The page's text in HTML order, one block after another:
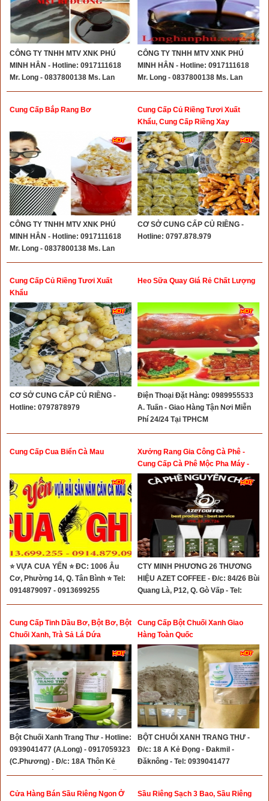
CÔNG TY TNHH MTV XNK PHÚ
MINH HÂN - Hotline: 0917111618
Mr. Long - 0837800138 Ms. Lan
CÔNG TY TNHH MTV XNK PHÚ
MINH HÂN - Hotline: 0917111618
Mr. Long - 0837800138 Ms. Lan
Cung Cấp Bắp Rang Bơ
CÔNG TY TNHH MTV XNK PHÚ
MINH HÂN - Hotline: 0917111618
Mr. Long - 0837800138 Ms. Lan
Cung Cấp Củ Riềng Tươi Xuất
Khẩu, Cung Cấp Riềng Xay
CƠ SỞ CUNG CẤP CỦ RIỀNG -
Hotline: 0797.878.979
Cung Cấp Củ Riềng Tươi Xuất
Khẩu
CƠ SỞ CUNG CẤP CỦ RIỀNG -
Hotline: 0797878979
Heo Sữa Quay Giá Rẻ Chất Lượng
Điện Thoại Đặt Hàng: 0989955533
A. Tuấn - Giao Hàng Tận Nơi Miễn
Phí 24/24 Tại TPHCM
Cung Cấp Cua Biển Cà Mau
⭐ VỰA CUA YẾN ⭐ ĐC: 1006 Âu
Cơ, Phường 14, Q. Tân Bình ⭐ Tel:
0914879097 - 0913699255
Xưởng Rang Gia Công Cà Phê -
Cung Cấp Cà Phê Mộc Pha Máy -
Cà Phê Hạt Pha Phin - Cà Phê Phối
Gu - Cà Phê Rang Giá Sỉ - Cà Phê
Nhân Xanh
CTY MINH PHƯƠNG 26 THƯƠNG
HIỆU AZET COFFEE - Đ/c: 84/26 Bùi
Quang Là, P12, Q. Gò Vấp - Tel:
0903339726
Cung Cấp Tinh Dầu Bơ, Bột Bơ, Bột
Chuối Xanh, Trà Sả Lá Dứa
Bột Chuối Xanh Trang Thư - Hotline:
0939041477 (A.Long) - 0917059323
(C.Phương) - Đ/c: 18A Thôn Kẻ
Đọng - Xã Đức Minh - Huyện ĐăkMil
Cung Cấp Bột Chuối Xanh Giao
Hàng Toàn Quốc
BỘT CHUỐI XANH TRANG THƯ -
Đ/c: 18 A Kẻ Đọng - Đakmil -
Đăknông - Tel: 0939041477
Cửa Hàng Bán Sầu Riêng Ngon Ở Sầu Riêng Sạch 3 Bao, Sầu Riêng